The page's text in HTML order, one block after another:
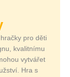
pro děti
kvalitnímu
vytvářet
Hra s